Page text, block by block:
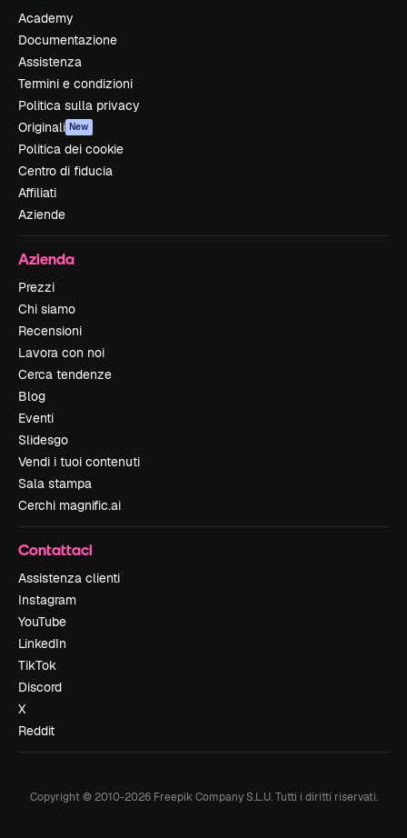
Academy
Documentazione
Assistenza
Termini e condizioni
Politica sulla privacy
Originali New
Politica dei cookie
Centro di fiducia
Affiliati
Aziende
Azienda
Prezzi
Chi siamo
Recensioni
Lavora con noi
Cerca tendenze
Blog
Eventi
Slidesgo
Vendi i tuoi contenuti
Sala stampa
Cerchi magnific.ai
Contattaci
Assistenza clienti
Instagram
YouTube
LinkedIn
TikTok
Discord
X
Reddit
Copyright © 2010-2026Freepik Company S.L.U. Tutti i diritti riservati.